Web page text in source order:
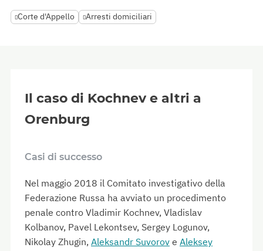
Corte d'Appello Arresti domiciliari
Il caso di Kochnev e altri a
Orenburg
Casi di successo
Nel maggio 2018 il Comitato investigativo della
Federazione Russa ha avviato un procedimento
penale contro Vladimir Kochnev, Vladislav
Kolbanov, Pavel Lekontsev, Sergey Logunov,
Nikolay Zhugin, Aleksandr Suvorov e Aleksey